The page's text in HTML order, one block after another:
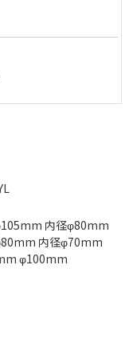
内径φ80mm
内径φ70mm
φ100mm